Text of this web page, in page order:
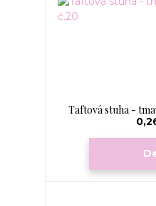
Taftová stuha -